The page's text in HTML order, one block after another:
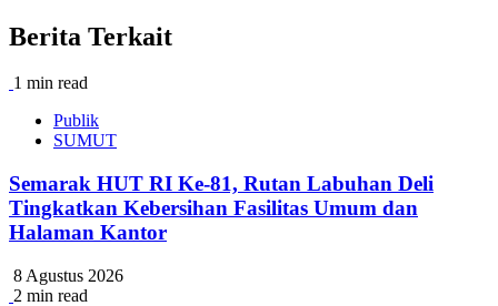
Berita Terkait
1 min read
Publik
SUMUT
Semarak HUT RI Ke-81, Rutan Labuhan Deli
Tingkatkan Kebersihan Fasilitas Umum dan
Halaman Kantor
8 Agustus 2026
2 min read